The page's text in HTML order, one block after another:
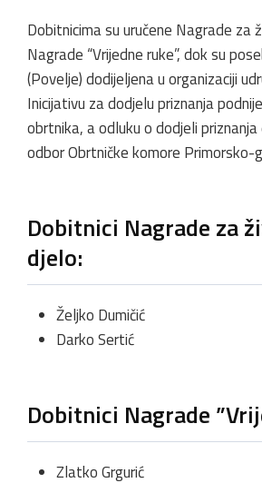
Dobitnicima su uručene Nagrade za
Nagrade “Vrijedne ruke”, dok su
(Povelje) dodijeljena u organizaciji
Inicijativu za dodjelu priznanja
obrtnika, a odluku o dodjeli priznanja
odbor Obrtničke komore Primorsko-
Dobitnici Nagrade za
djelo:
Željko Dumičić
Darko Sertić
Dobitnici Nagrade
Zlatko Grgurić